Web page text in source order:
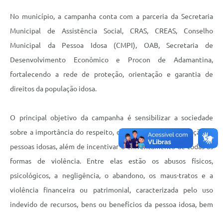
No município, a campanha conta com a parceria da Secretaria
Municipal de Assistência Social, CRAS, CREAS, Conselho
Municipal da Pessoa Idosa (CMPI), OAB, Secretaria de
Desenvolvimento Econômico e Procon de Adamantina,
fortalecendo a rede de proteção, orientação e garantia de
direitos da população idosa.
O principal objetivo da campanha é sensibilizar a sociedade
sobre a importância do respeito, da dignidade e da proteção às
pessoas idosas, além de incentivar o enfrentamento de todas as
formas de violência. Entre elas estão os abusos físicos,
psicológicos, a negligência, o abandono, os maus-tratos e a
violência financeira ou patrimonial, caracterizada pelo uso
indevido de recursos, bens ou benefícios da pessoa idosa, bem